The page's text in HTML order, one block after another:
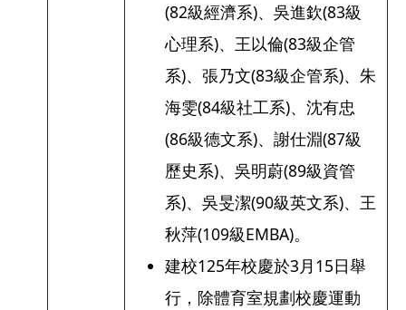
(82級經濟系)、吳進欽(83級
心理系)、王以倫(83級企管
系)、張乃文(83級企管系)、朱
海雯(84級社工系)、沈有忠
(86級德文系)、謝仕淵(87級
歷史系)、吳明蔚(89級資管
系)、吳旻潔(90級英文系)、王
秋萍(109級EMBA)。
建校125年校慶於3月15日舉
行，除體育室規劃校慶運動